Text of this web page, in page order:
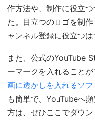
作方法や、制作に役立
た。目立つのロゴを制
ャンネル登録に役立つは
また、公式のYouTube
ーマークを入れること
画に透かしを入れるソフ
も簡単で、YouTubeへ
方は、ぜひここでダウ